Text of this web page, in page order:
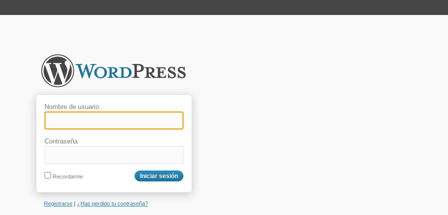
Nombre de usuario
Contraseña
Recordarme
Registrarse | ¿Has perdido tu contraseña?